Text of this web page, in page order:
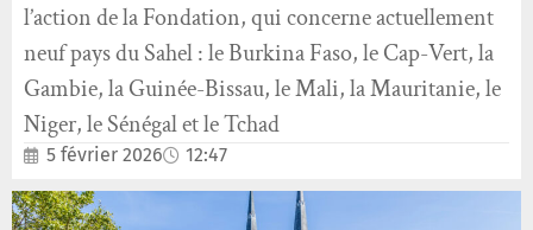
l’action de la Fondation, qui concerne actuellement
neuf pays du Sahel : le Burkina Faso, le Cap-Vert, la
Gambie, la Guinée-Bissau, le Mali, la Mauritanie, le
Niger, le Sénégal et le Tchad
5 février 2026 12:47